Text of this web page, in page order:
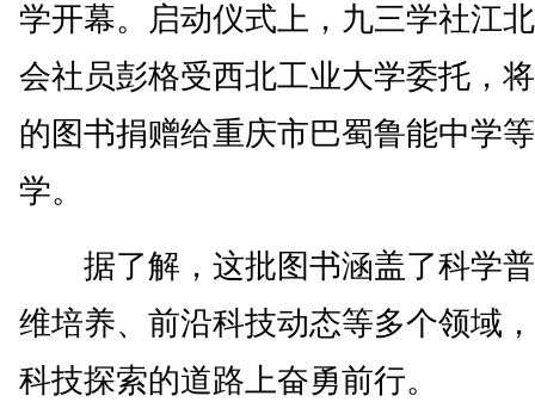
学开幕。启动仪式上，九三学社江
会社员彭格受西北工业大学委托，
的图书捐赠给重庆市巴蜀鲁能中学
学。
据了解，这批图书涵盖了科学普
维培养、前沿科技动态等多个领域
科技探索的道路上奋勇前行。